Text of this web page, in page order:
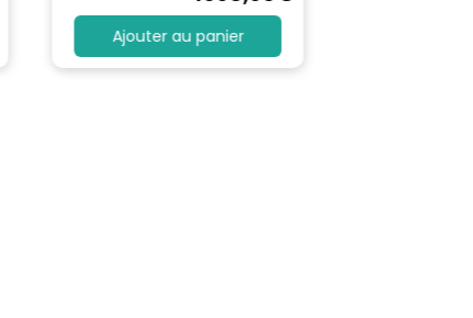
Ajouter au panier